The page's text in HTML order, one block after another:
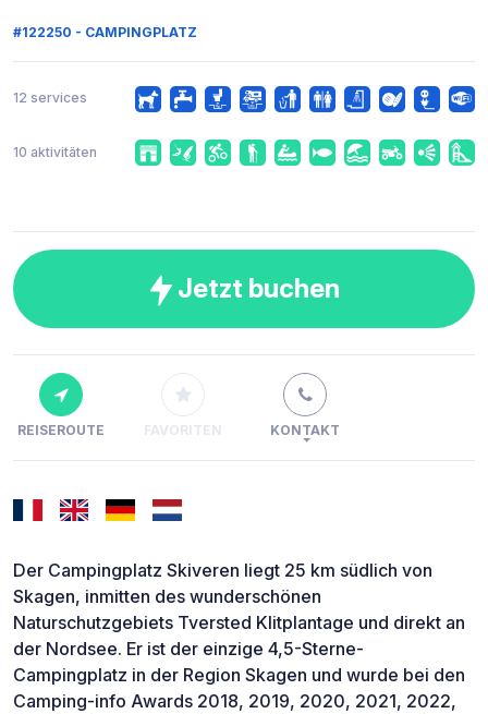
#122250 - CAMPINGPLATZ
12 services
10 aktivitäten
Jetzt buchen
REISEROUTE FAVORITEN KONTAKT
Der Campingplatz Skiveren liegt 25 km südlich von
Skagen, inmitten des wunderschönen
Naturschutzgebiets Tversted Klitplantage und direkt an
der Nordsee. Er ist der einzige 4,5-Sterne-
Campingplatz in der Region Skagen und wurde bei den
Camping-info Awards 2018, 2019, 2020, 2021, 2022,